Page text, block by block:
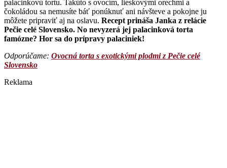
palacinkovú tortu. Takúto s ovocím, lieskovými orechmi a
čokoládou sa nemusíte báť ponúknuť ani návšteve a pokojne ju
môžete pripraviť aj na oslavu. Recept prináša Janka z relácie
Pečie celé Slovensko. No nevyzerá jej palacinková torta
famózne? Hor sa do prípravy palaciniek!
Odporúčame: ​ Ovocná torta s exotickými plodmi z Pečie celé
Slovensko
Reklama